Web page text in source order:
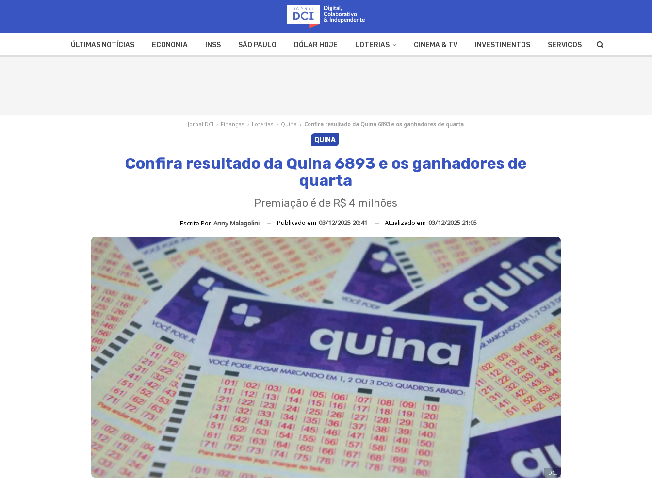
ÚLTIMAS NOTÍCIAS ECONOMIA INSS SÃO PAULO DÓLAR HOJE LOTERIAS CINEMA & TV INVESTIMENTOS SERVIÇOS
Jornal DCI › Finanças › Loterias › Quina › Confira resultado da Quina 6893 e os ganhadores de quarta
QUINA
Confira resultado da Quina 6893 e os ganhadores de
quarta
Premiação é de R$ 4 milhões
Escrito Por Anny Malagolini Publicado em 03/12/2025 20:41 Atualizado em 03/12/2025 21:05
DCI